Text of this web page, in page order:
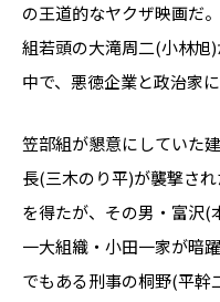
の王道的なヤクザ映画だ
組若頭の大滝周二(小林旭
中で、悪徳企業と政治家
笠部組が懇意にしていた
長(三木のり平)が襲撃さ
を得たが、その男・富沢(
一大組織・小田一家が暗
でもある刑事の桐野(平幹